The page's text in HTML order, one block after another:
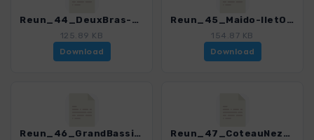
Reun_44_DeuxBras-Aurere-GrandPlace.gpx
125.89 KB
Download
Reun_45_Maido-IletOrangers-SansSouci.gpx
154.87 KB
Download
Reun_46_GrandBassin.gpx Reun_47_CoteauNezBaeuf.gpx